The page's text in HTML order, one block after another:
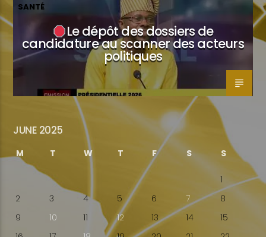
SANTÉ
Le dépôt des dossiers de
candidature au scanner des acteurs
politiques
JUNE 2025
M T W T F S S
1
2
3 4 5 6 7
8
9
10 11 12 13 14
15